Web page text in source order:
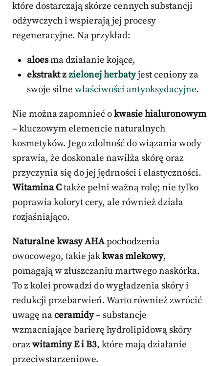
które dostarczają skórze cennych substancji
odżywczych i wspierają jej procesy
regeneracyjne. Na przykład:
aloesma działanie kojące,
ekstrakt zzielonej herbatyjest ceniony za
swoje silne właściwości antyoksydacyjne.
Nie można zapomnieć okwasie hialuronowym
– kluczowym elemencie naturalnych
kosmetyków. Jego zdolność do wiązania wody
sprawia, że doskonale nawilża skórę oraz
przyczynia się do jej jędrności i elastyczności.
Witamina Ctakże pełni ważną rolę; nie tylko
poprawia koloryt cery, ale również działa
rozjaśniająco.
Naturalne kwasy AHApochodzenia
owocowego, takie jakkwas mlekowy,
pomagają w złuszczaniu martwego naskórka.
To z kolei prowadzi do wygładzenia skóry i
redukcji przebarwień. Warto również zwrócić
uwagę naceramidy– substancje
wzmacniające barierę hydrolipidową skóry
orazwitaminy E i B3, które mają działanie
przeciwstarzeniowe.